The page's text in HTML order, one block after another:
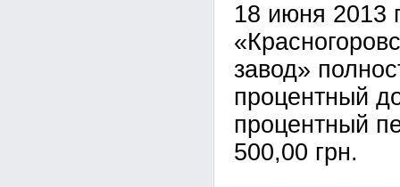
18 июня 2013
завод»
процентный
процентный
500,00 грн.